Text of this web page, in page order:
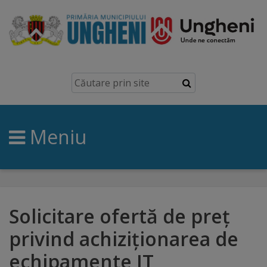
Ungheni
Prezentare
generală
Simbolurile
brand
Orașe
înfrățite
Meniu
Solicitare ofertă de preț
privind achiziționarea de
echipamente IT